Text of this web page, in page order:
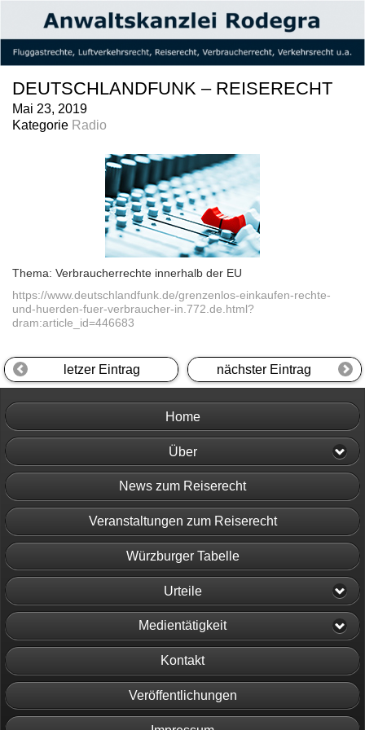
DEUTSCHLANDFUNK – REISERECHT
Mai 23, 2019
Kategorie Radio
Thema: Verbraucherrechte innerhalb der EU
https://www.deutschlandfunk.de/grenzenlos-einkaufen-rechte-
und-huerden-fuer-verbraucher-in.772.de.html?
dram:article_id=446683
letzer Eintrag nächster Eintrag
Home
Über
News zum Reiserecht
Veranstaltungen zum Reiserecht
Würzburger Tabelle
Urteile
Medientätigkeit
Kontakt
Veröffentlichungen